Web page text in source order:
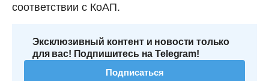
соответствии с КоАП.
Эксклюзивный контент и новости только
для вас! Подпишитесь на Telegram!
Подписаться